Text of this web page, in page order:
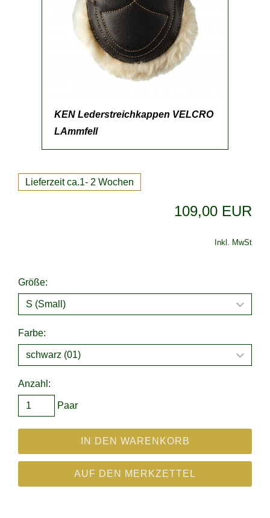
KEN Lederstreichkappen VELCRO
LAmmfell
Lieferzeit ca.1- 2 Wochen
109,00 EUR
Inkl. MwSt
Größe:
Farbe:
Anzahl:
Paar
IN DEN WARENKORB
AUF DEN MERKZETTEL